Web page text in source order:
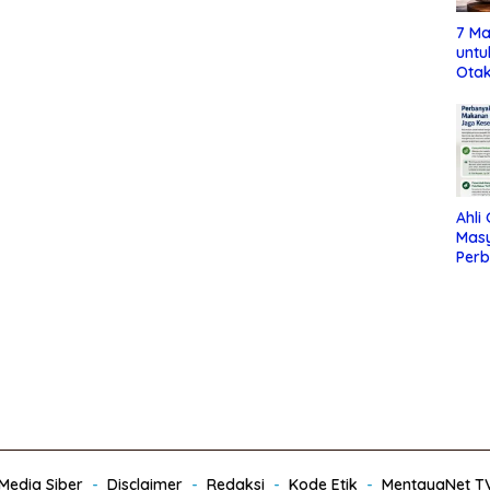
7
Ahli
Siber Disclaimer Redaksi Kode Etik MentayaNet